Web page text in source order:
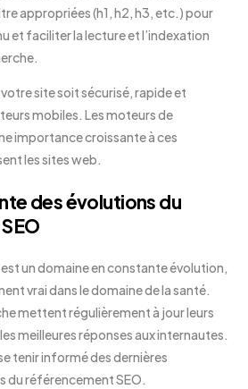
appropriées (h1, h2, h3, etc.) pour
et faciliter la lecture et l’indexation
votre site soit sécurisé, rapide et
mobiles. Les moteurs de
importance croissante à ces
les sites web.
des évolutions du
un domaine en constante évolution,
vrai dans le domaine de la santé.
mettent régulièrement à jour leurs
meilleures réponses aux internautes.
tenir informé des dernières
du référencement SEO.